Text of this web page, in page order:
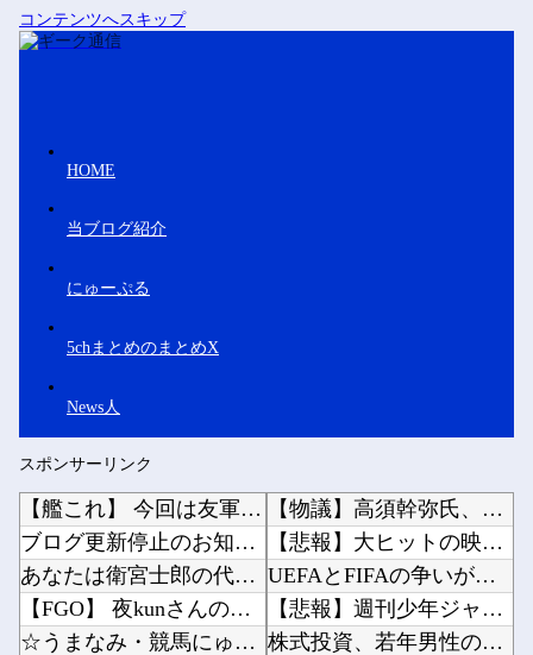
コンテンツへスキップ
HOME
当ブログ紹介
にゅーぷる
5chまとめのまとめX
News人
スポンサーリンク
【艦これ】 今回は友軍来ないうちにだいぶ進軍出来てる提督多いみたいでちね
ブログ更新停止のお知らせ
あなたは衛宮士郎の代わりに五次に挑むようです 第411話
【FGO】 夜kunさんのモルガンイラスト！！ 蝶の羽好きです！
☆うまなみ・競馬にゅーす速報 終了のお知らせ
【物議】高須幹弥氏、『みいちゃんと山田さん』アニメ化に懸念「グッズ化といった商業的なお祭り...
【悲報】大ヒットの映画「スパイダーマン」最新作、上映中に強烈なオナラが発生し観客数十人避難...
UEFAとFIFAの争いが完全に泥沼化した模様、UEFA側の逆転敗北すらあり得るような情勢...
【悲報】週刊少年ジャンプ、史上初の100万部割れ 全盛期653万部から98万部に…紙の雑誌...
株式投資、若年男性の自信喪失の原因に 6割超が「人生の敗者」自認他